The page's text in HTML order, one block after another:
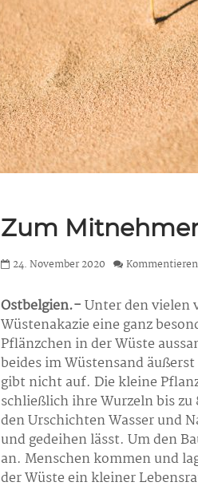
Zum
24. November 2020 Kommentieren
Ostbelgien.-Unter den vielen
Wüstenakazie eine ganz
Pflänzchen in der Wüste
beides im Wüstensand
gibt nicht auf. Die kleine
schließlich ihre Wurzeln bis
den Urschichten Wasser und
und gedeihen lässt. Um den
an. Menschen kommen und
der Wüste ein kleiner